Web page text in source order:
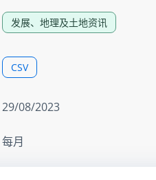
发展、地理及土地资讯
CSV
29/08/2023
每月